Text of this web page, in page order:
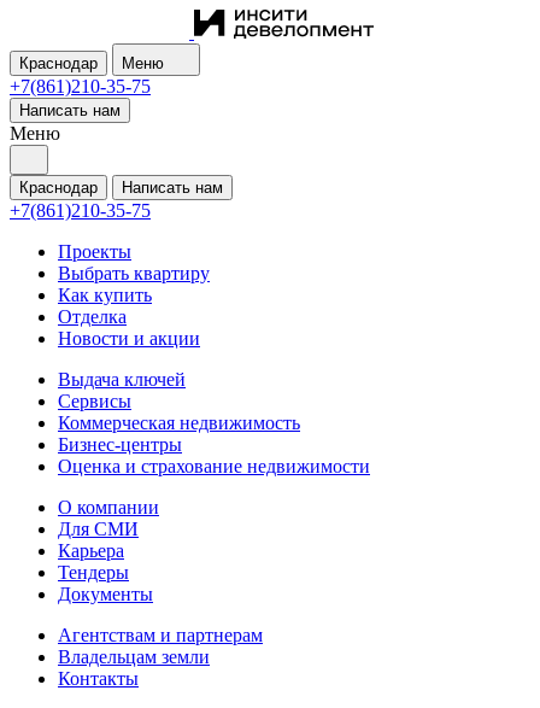
Краснодар Меню
+7(861)210-35-75
Написать нам
Меню
Краснодар Написать нам
+7(861)210-35-75
Проекты
Выбрать квартиру
Как купить
Отделка
Новости и акции
Выдача ключей
Сервисы
Коммерческая недвижимость
Бизнес-центры
Оценка и страхование недвижимости
О компании
Для СМИ
Карьера
Тендеры
Документы
Агентствам и партнерам
Владельцам земли
Контакты